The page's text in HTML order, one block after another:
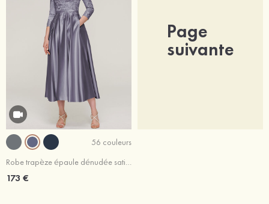
56 couleurs
Robe trapèze épaule dénudée satin longueur mollet robe de mère de la mariée avec appliqué ceintures
173 €
Page
suivante